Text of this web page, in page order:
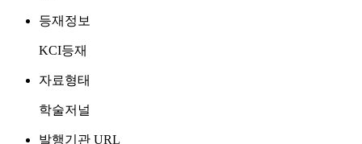
등재정보
KCI등재
자료형태
학술저널
발행기관 URL